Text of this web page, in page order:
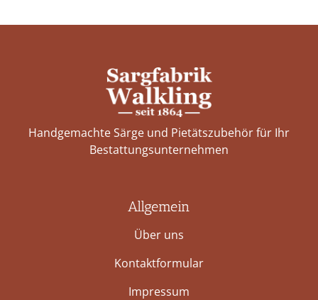
Handgemachte Särge und Pietätszubehör für Ihr
Bestattungs­unternehmen
Allgemein
Über uns
Kontaktformular
Impressum